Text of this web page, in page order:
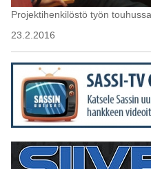
Projektihenkilöstö työn
23.2.2016